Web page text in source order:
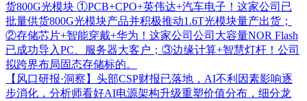
货800G光模块 ①PCB+CPO+英伟达+汽车电子！这家公司已
批量供货800G光模块产品并积极推动1.6T光模块量产出货；
②存储芯片+智能穿戴+华为！这家公司公司大容量NOR Flash
已成功导入PC、服务器大客户；③边缘计算+智慧灯杆！公司
拟跨界布局固态存储标的。
【风口研报·洞察】头部CSP财报已落地，AI不利因素影响逐
步消化，分析师看好AI电源架构升级重塑价值分布，细分龙